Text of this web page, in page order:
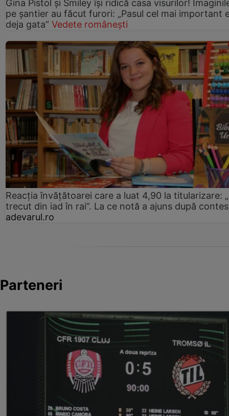
Gina Pistol și Smiley își ridică casa visurilor!
pe șantier au făcut furori: „Pasul cel mai important
deja gata” Vedete românești
Reacția învățătoarei care a luat 4,90 la titularizare:
trecut din iad în rai”. La ce notă a ajuns după
adevarul.ro
Parteneri